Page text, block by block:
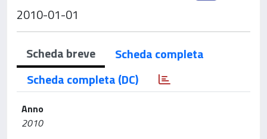
2010-01-01
Scheda breve
Scheda completa
Scheda completa (DC)
Anno
2010